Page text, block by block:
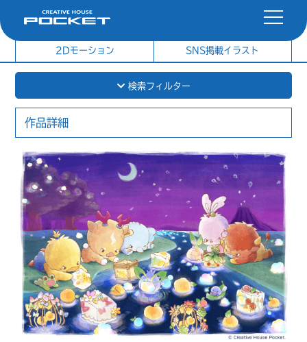
社内制作イラスト
2Dモーション SNS掲載イラスト
検索フィルター
作品詳細